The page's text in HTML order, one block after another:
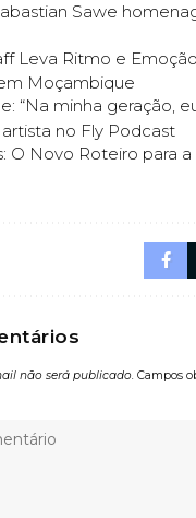
Sawe
Leva Ritmo e
Moçambique
“Na minha geração,
artista no Fly Podcast
O Novo Roteiro para
não será publicado. Campos